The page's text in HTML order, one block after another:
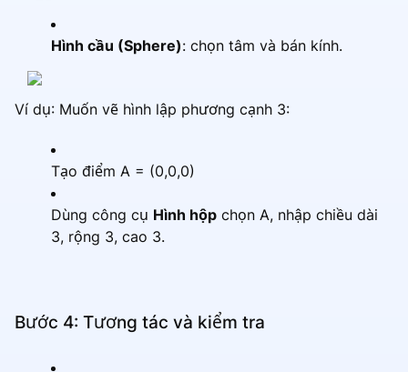
Hình cầu (Sphere): chọn tâm và bán kính.
Ví dụ: Muốn vẽ hình lập phương cạnh 3:
Tạo điểm A = (0,0,0)
Dùng công cụ Hình hộp chọn A, nhập chiều dài
3, rộng 3, cao 3.
Bước 4: Tương tác và kiểm tra